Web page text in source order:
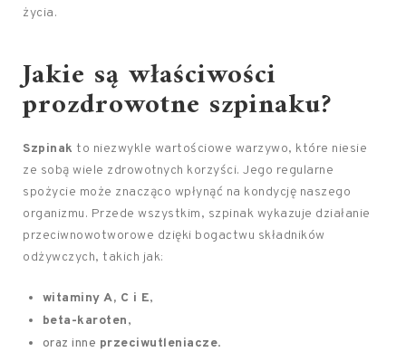
życia.
Jakie są właściwości
prozdrowotne szpinaku?
Szpinak to niezwykle wartościowe warzywo, które niesie
ze sobą wiele zdrowotnych korzyści. Jego regularne
spożycie może znacząco wpłynąć na kondycję naszego
organizmu. Przede wszystkim, szpinak wykazuje działanie
przeciwnowotworowe dzięki bogactwu składników
odżywczych, takich jak:
witaminy A, C i E,
beta-karoten,
oraz inne przeciwutleniacze.